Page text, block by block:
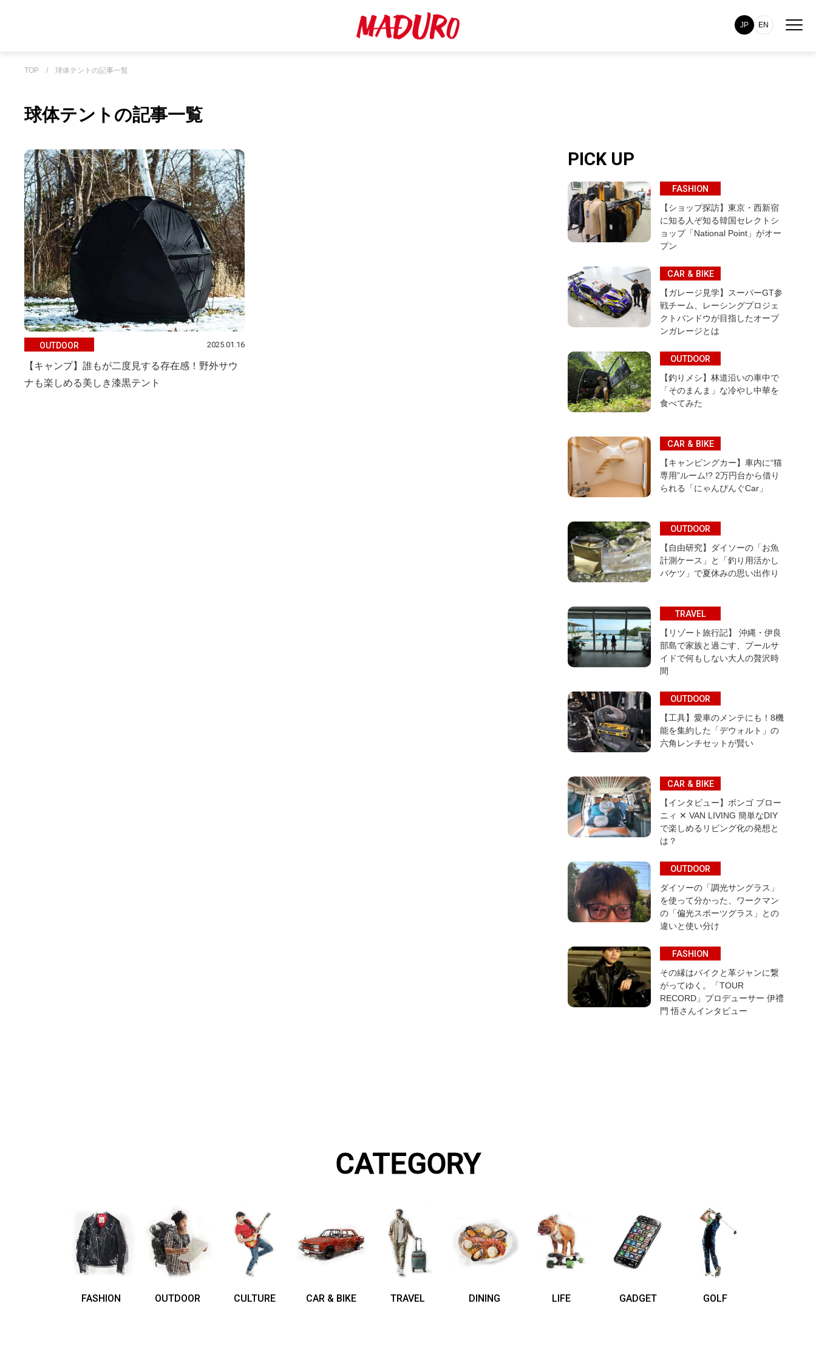
JP EN
TOP / 球体テントの記事一覧
球体テントの記事一覧
OUTDOOR 2025.01.16
【キャンプ】誰もが二度見する存在感！野外サウ
ナも楽しめる美しき漆黒テント
PICK UP
FASHION
【ショップ探訪】東京・西新宿
に知る人ぞ知る韓国セレクトシ
ョップ「National Point」がオー
プン
CAR & BIKE
【ガレージ見学】スーパーGT参
戦チーム、レーシングプロジェ
クトバンドウが目指したオープ
ンガレージとは
OUTDOOR
【釣りメシ】林道沿いの車中で
「そのまんま」な冷やし中華を
食べてみた
CAR & BIKE
【キャンピングカー】車内に“猫
専用”ルーム!? 2万円台から借り
られる「にゃんぴんぐCar」
OUTDOOR
【自由研究】ダイソーの「お魚
計測ケース」と「釣り用活かし
バケツ」で夏休みの思い出作り
TRAVEL
【リゾート旅行記】 沖縄・伊良
部島で家族と過ごす、プールサ
イドで何もしない大人の贅沢時
間
OUTDOOR
【工具】愛車のメンテにも！8機
能を集約した「デウォルト」の
六角レンチセットが賢い
CAR & BIKE
【インタビュー】ボンゴ ブロー
ニィ ✕ VAN LIVING 簡単なDIY
で楽しめるリビング化の発想と
は？
OUTDOOR
ダイソーの「調光サングラス」
を使って分かった、ワークマン
の「偏光スポーツグラス」との
違いと使い分け
FASHION
その縁はバイクと革ジャンに繋
がってゆく。「TOUR
RECORD」プロデューサー 伊禮
門 悟さんインタビュー
CATEGORY
FASHION OUTDOOR CULTURE CAR & BIKE TRAVEL DINING LIFE GADGET GOLF